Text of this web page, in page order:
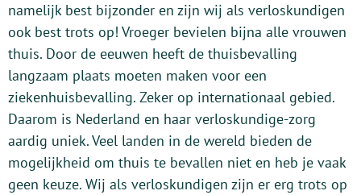
namelijk best bijzonder en zijn wij als verloskundigen
ook best trots op! Vroeger bevielen bijna alle vrouwen
thuis. Door de eeuwen heeft de thuisbevalling
langzaam plaats moeten maken voor een
ziekenhuisbevalling. Zeker op internationaal gebied.
Daarom is Nederland en haar verloskundige-zorg
aardig uniek. Veel landen in de wereld bieden de
mogelijkheid om thuis te bevallen niet en heb je vaak
geen keuze. Wij als verloskundigen zijn er erg trots op